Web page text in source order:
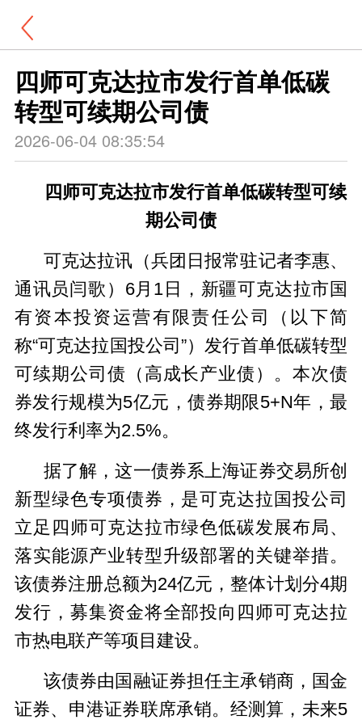
四师可克达拉市发行首单低碳
转型可续期公司债
2026-06-04 08:35:54
四师可克达拉市发行首单低碳转型可续
期公司债
可克达拉讯（兵团日报常驻记者李惠、
通讯员闫歌）6月1日，新疆可克达拉市国
有资本投资运营有限责任公司（以下简
称“可克达拉国投公司”）发行首单低碳转型
可续期公司债（高成长产业债）。本次债
券发行规模为5亿元，债券期限5+N年，最
终发行利率为2.5%。
据了解，这一债券系上海证券交易所创
新型绿色专项债券，是可克达拉国投公司
立足四师可克达拉市绿色低碳发展布局、
落实能源产业转型升级部署的关键举措。
该债券注册总额为24亿元，整体计划分4期
发行，募集资金将全部投向四师可克达拉
市热电联产等项目建设。
该债券由国融证券担任主承销商，国金
证券、申港证券联席承销。经测算，未来5